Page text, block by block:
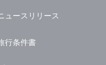
ュースリリース
行条件書